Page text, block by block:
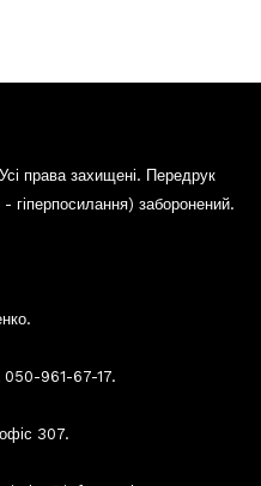
права захищені. Передрук
гіперпосилання) заборонений.
050-961-67-17.
307.